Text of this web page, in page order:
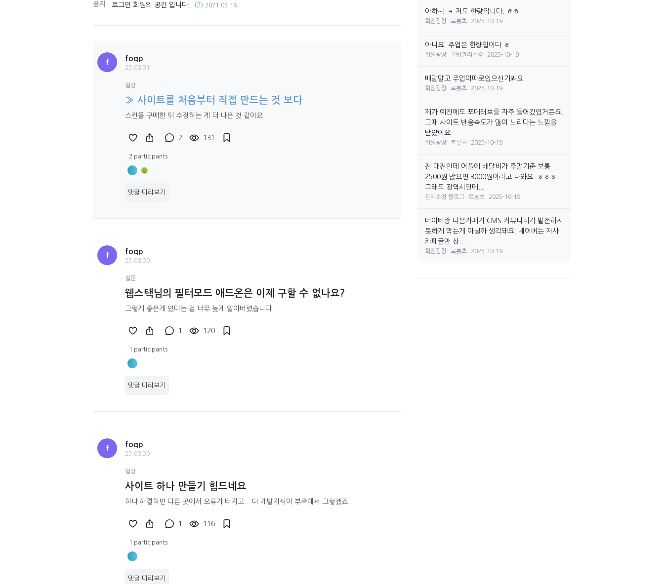
공지 로그인 회원의 공간 입니다. (2) 2021.05.16
f
foqp
23.08.31
일상
» 사이트를 처음부터 직접 만드는 것 보다
스킨을 구매한 뒤 수정하는 게 더 나은 것 같아요
2 131
2 participants
댓글 미리보기
f
foqp
23.08.30
질문
웹스택님의 필터모드 애드온은 이제 구할 수 없나요?
그렇게 좋은게 있다는 걸 너무 늦게 알아버렸습니다....
1 120
1 participants
댓글 미리보기
f
foqp
23.08.30
일상
사이트 하나 만들기 힘드네요
하나 해결하면 다른 곳에서 오류가 터지고... 다 개발지식이 부족해서 그렇겠죠...
1 116
1 participants
댓글 미리보기
아하~! ㅋ 저도 한량입니다. ㅎㅎ
회원광장 로봇츠 2025-10-19
아니요. 주업은 한량입이다 ㅎ
회원광장 꿀팁관리소장 2025-10-19
배달말고 주업이따로있으신기봐요
회원광장 로봇츠 2025-10-19
제가 예전에도 포메러브를 자주 들어갔었거든요.
그때 사이트 반응속도가 많이 느리다는 느낌을
받았어요. ...
회원광장 로봇츠 2025-10-19
전 대전인데 어플에 배달비가 주말기준 보통
2500원 많으면 3000원이라고 나와요. ㅎㅎㅎ
그래도 광역시인데...
관리소장 블로그 로봇츠 2025-10-19
네이버랑 다음카페가 CMS 커뮤니티가 발전하지
못하게 막는게 아닐까 생각돼요. 네이버는 자사
카페글만 상...
회원광장 로봇츠 2025-10-19